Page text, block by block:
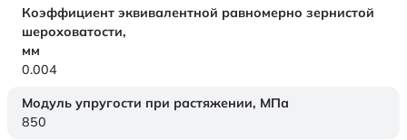
Коэффициент эквивалентной равномерно зернистой
шероховатости,
мм
0.004
Модуль упругости при растяжении, МПа
850